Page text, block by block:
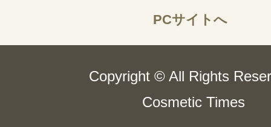
PCサイトへ
Copyright © All Rights
Cosmetic Times